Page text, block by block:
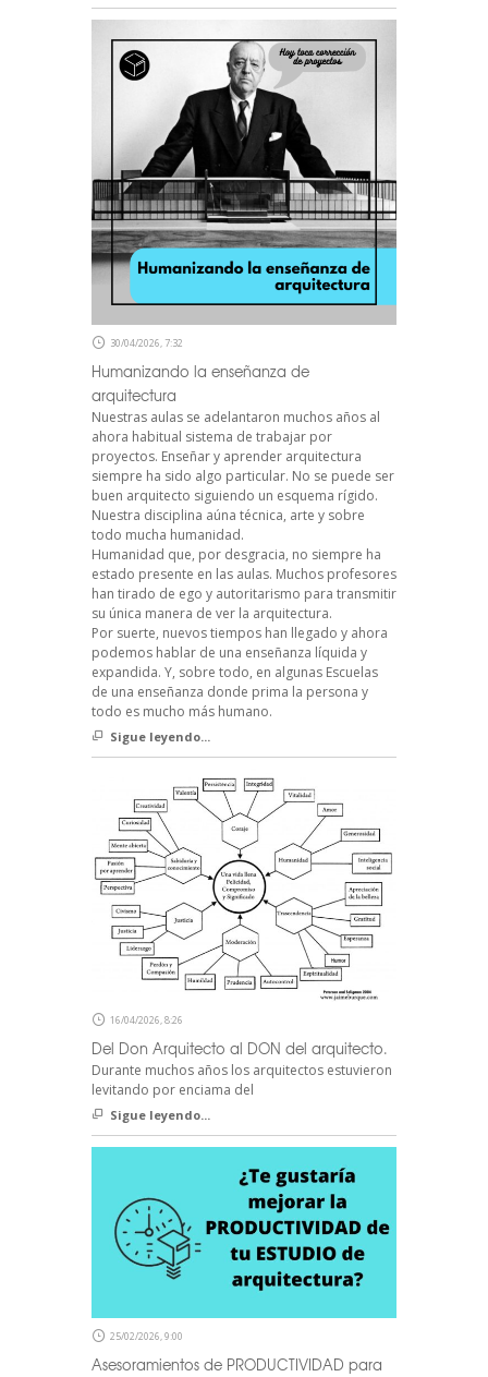
30/04/2026, 7:32
Humanizando la enseñanza de
arquitectura
Nuestras aulas se adelantaron muchos años al
ahora habitual sistema de trabajar por
proyectos. Enseñar y aprender arquitectura
siempre ha sido algo particular. No se puede ser
buen arquitecto siguiendo un esquema rígido.
Nuestra disciplina aúna técnica, arte y sobre
todo mucha humanidad.
Humanidad que, por desgracia, no siempre ha
estado presente en las aulas. Muchos profesores
han tirado de ego y autoritarismo para transmitir
su única manera de ver la arquitectura.
Por suerte, nuevos tiempos han llegado y ahora
podemos hablar de una enseñanza líquida y
expandida. Y, sobre todo, en algunas Escuelas
de una enseñanza donde prima la persona y
todo es mucho más humano.
Sigue leyendo...
16/04/2026, 8:26
Del Don Arquitecto al DON del arquitecto.
Durante muchos años los arquitectos estuvieron
levitando por enciama del
Sigue leyendo...
25/02/2026, 9:00
Asesoramientos de PRODUCTIVIDAD para